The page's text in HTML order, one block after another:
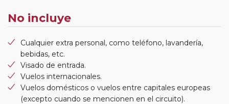
No incluye
Cualquier extra personal, como teléfono, lavandería,
bebidas, etc.
Visado de entrada.
Vuelos internacionales.
Vuelos domésticos o vuelos entre capitales europeas
(excepto cuando se mencionen en el circuito).